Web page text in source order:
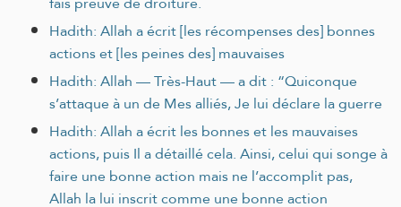
Hadith: Allah a écrit [les récompenses des] bonnes
actions et [les peines des] mauvaises
Hadith: Allah — Très‑Haut — a dit : “Quiconque
s’attaque à un de Mes alliés, Je lui déclare la guerre
Hadith: Allah a écrit les bonnes et les mauvaises
actions, puis Il a détaillé cela. Ainsi, celui qui songe à
faire une bonne action mais ne l’accomplit pas,
Allah la lui inscrit comme une bonne action